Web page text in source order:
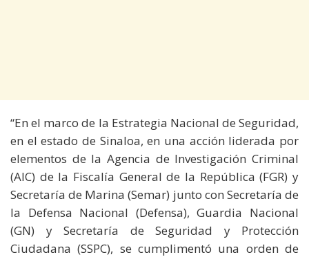
“En el marco de la Estrategia Nacional de Seguridad,
en el estado de Sinaloa, en una acción liderada por
elementos de la Agencia de Investigación Criminal
(AIC) de la Fiscalía General de la República (FGR) y
Secretaría de Marina (Semar) junto con Secretaría de
la Defensa Nacional (Defensa), Guardia Nacional
(GN) y Secretaría de Seguridad y Protección
Ciudadana (SSPC), se cumplimentó una orden de